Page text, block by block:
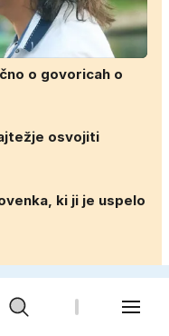
o govoricah o
osvojiti
ki ji je uspelo